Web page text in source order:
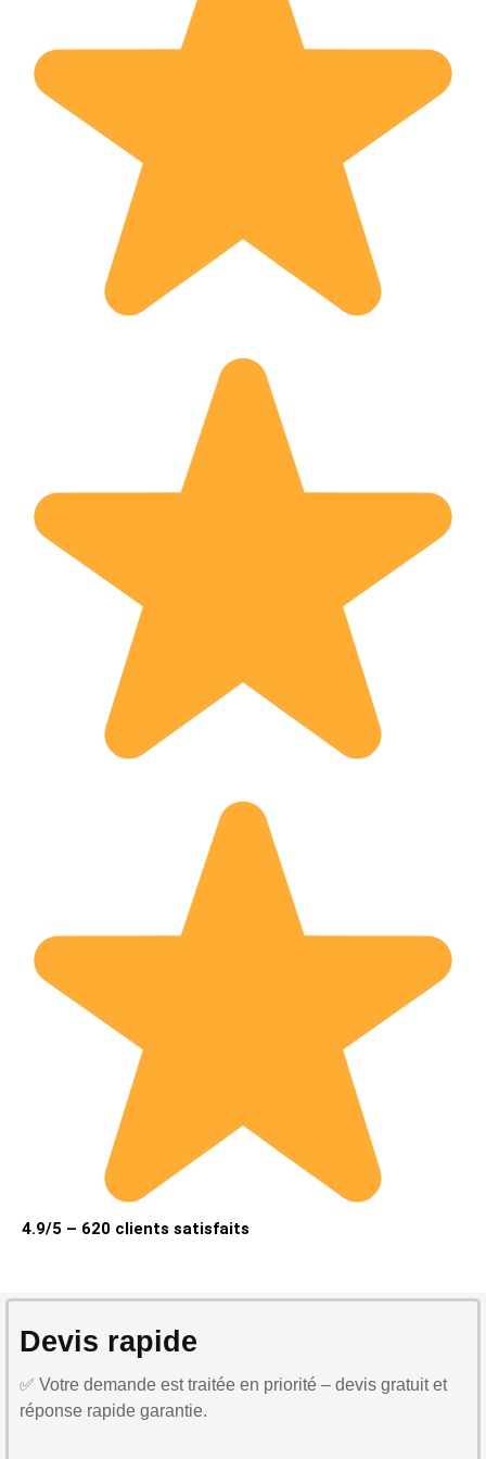
4.9/5 – 620 clients satisfaits
Devis rapide
✅ Votre demande est traitée en priorité – devis gratuit et
réponse rapide garantie.